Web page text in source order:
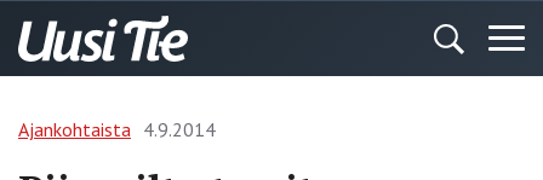
Ajankohtaista 4.9.2014